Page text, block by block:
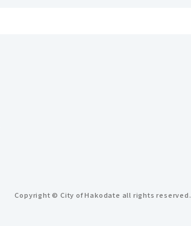
Copyright © City of Hakodate all rights reserved.